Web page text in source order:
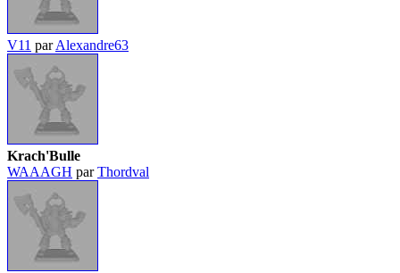
V11 parAlexandre63
Krach'Bulle
WAAAGH parThordval